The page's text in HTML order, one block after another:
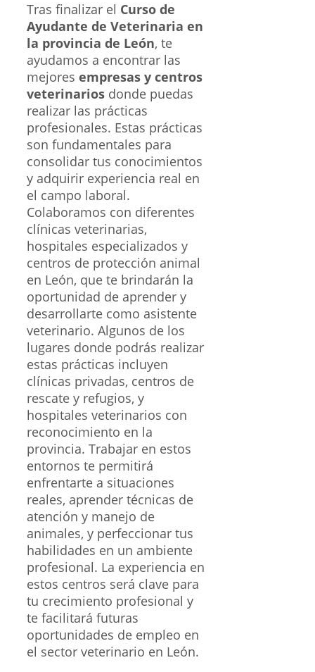
Tras finalizar el Curso de
Ayudante de Veterinaria en
la provincia de León, te
ayudamos a encontrar las
mejores empresas y centros
veterinarios donde puedas
realizar las prácticas
profesionales. Estas prácticas
son fundamentales para
consolidar tus conocimientos
y adquirir experiencia real en
el campo laboral.
Colaboramos con diferentes
clínicas veterinarias,
hospitales especializados y
centros de protección animal
en León, que te brindarán la
oportunidad de aprender y
desarrollarte como asistente
veterinario. Algunos de los
lugares donde podrás realizar
estas prácticas incluyen
clínicas privadas, centros de
rescate y refugios, y
hospitales veterinarios con
reconocimiento en la
provincia. Trabajar en estos
entornos te permitirá
enfrentarte a situaciones
reales, aprender técnicas de
atención y manejo de
animales, y perfeccionar tus
habilidades en un ambiente
profesional. La experiencia en
estos centros será clave para
tu crecimiento profesional y
te facilitará futuras
oportunidades de empleo en
el sector veterinario en León.